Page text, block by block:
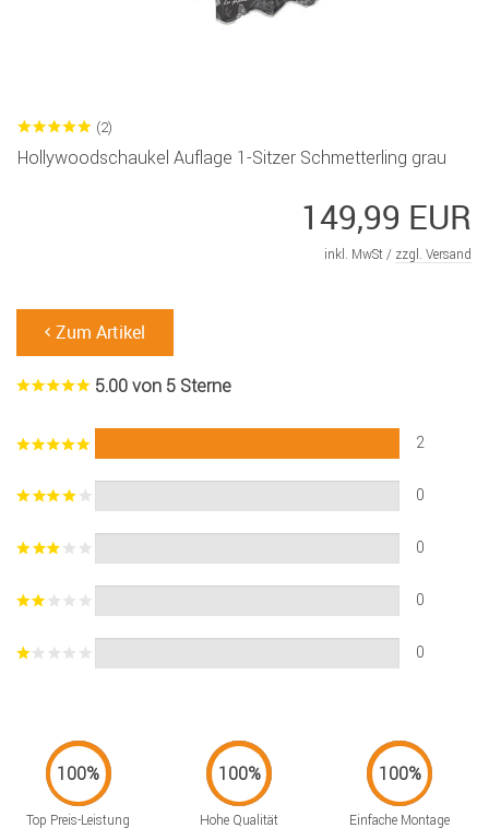
(2)
Hollywoodschaukel Auflage 1-Sitzer Schmetterling grau
149,99 EUR
inkl. MwSt / zzgl. Versand
Zum Artikel
5.00 von 5 Sterne
2
0
0
0
0
Top Preis-Leistung Hohe Qualität Einfache Montage